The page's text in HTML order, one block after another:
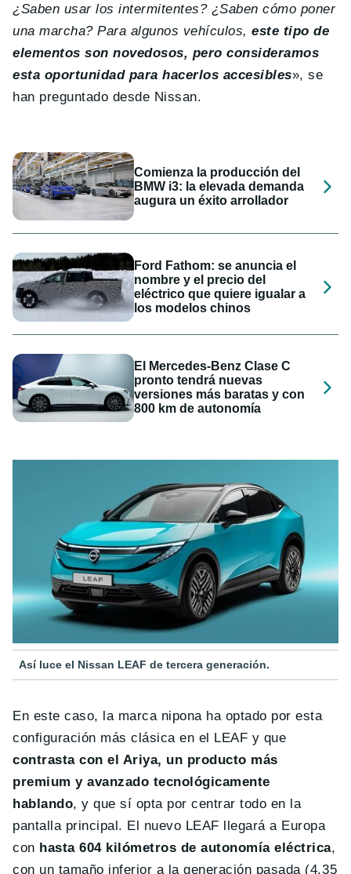
¿Saben usar los intermitentes? ¿Saben cómo poner
una marcha? Para algunos vehículos,este tipo de
elementos son novedosos, pero consideramos
esta oportunidad para hacerlos accesibles», se
han preguntado desde Nissan.
Comienza la producción del
BMW i3: la elevada demanda
augura un éxito arrollador
Ford Fathom: se anuncia el
nombre y el precio del
eléctrico que quiere igualar a
los modelos chinos
El Mercedes-Benz Clase C
pronto tendrá nuevas
versiones más baratas y con
800 km de autonomía
Así luce el Nissan LEAF de tercera generación.
En este caso, la marca nipona ha optado por esta
configuración más clásica en el LEAF y que
contrasta con el Ariya, un producto más
premium y avanzado tecnológicamente
hablando, y que sí opta por centrar todo en la
pantalla principal. El nuevo LEAF llegará a Europa
con hasta 604 kilómetros de autonomía eléctrica,
con un tamaño inferior a la generación pasada (4,35